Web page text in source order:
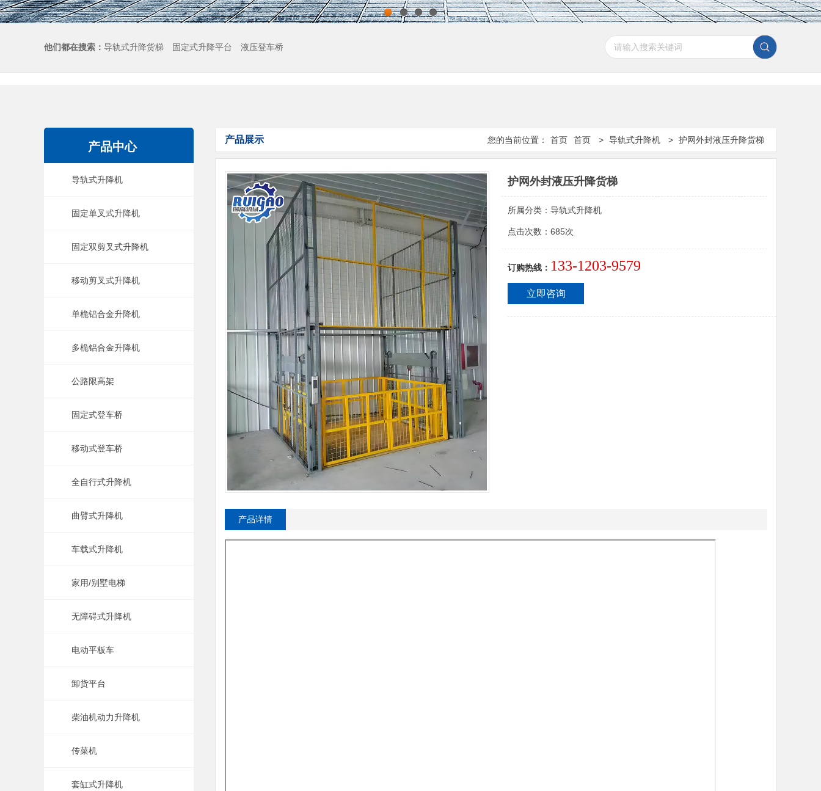
1 2 3 4
他们都在搜索： 导轨式升降货梯 固定式升降平台 液压登车桥
产品中心
导轨式升降机
固定单叉式升降机
固定双剪叉式升降机
移动剪叉式升降机
单桅铝合金升降机
多桅铝合金升降机
公路限高架
固定式登车桥
移动式登车桥
全自行式升降机
曲臂式升降机
车载式升降机
家用/别墅电梯
无障碍式升降机
电动平板车
卸货平台
柴油机动力升降机
传菜机
套缸式升降机
产品展示 您的当前位置： 首页 首页 > 导轨式升降机 > 护网外封液压升降货梯
护网外封液压升降货梯
所属分类： 导轨式升降机
点击次数： 685次
订购热线： 133-1203-9579
立即咨询
产品详情